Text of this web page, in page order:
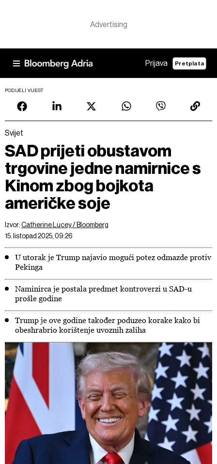
Prijava Pretplata
PODIJELI VIJEST
Svijet
SAD prijeti obustavom
trgovine jedne namirnice s
Kinom zbog bojkota
američke soje
Izvor:Catherine Lucey / Bloomberg
15. listopad 2025, 09:26
U utorak je Trump najavio mogući potez odmazde protiv
Pekinga
Naminirca je postala predmet kontroverzi u SAD-u
prošle godine
Trump je ove godine također poduzeo korake kako bi
obeshrabrio korištenje uvoznih zaliha